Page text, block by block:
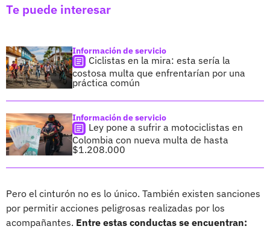
Te puede interesar
Información de servicio
Ciclistas en la mira: esta sería la
costosa multa que enfrentarían por una
práctica común
Información de servicio
Ley pone a sufrir a motociclistas en
Colombia con nueva multa de hasta
$1.208.000
Pero el cinturón no es lo único. También existen sanciones
por permitir acciones peligrosas realizadas por los
acompañantes. Entre estas conductas se encuentran: